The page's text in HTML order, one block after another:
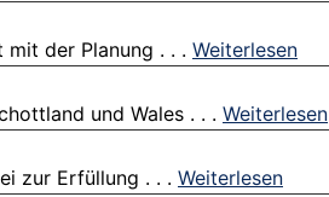
der Planung . . . Weiterlesen
und Wales . . . Weiterlesen
zur Erfüllung . . . Weiterlesen